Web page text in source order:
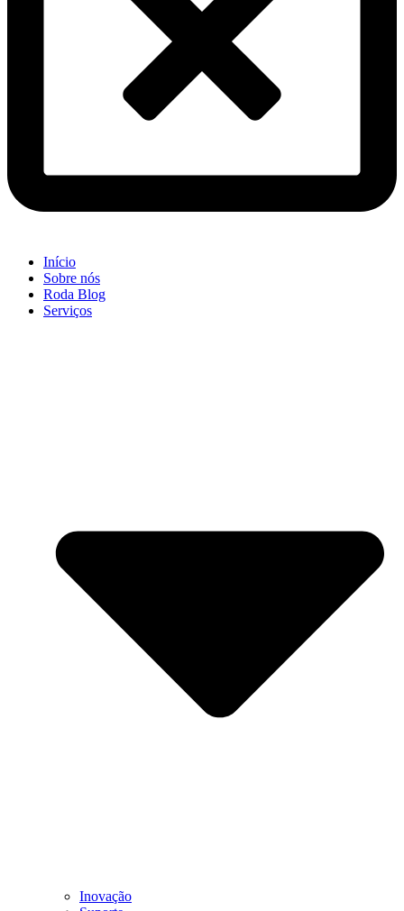
Início
Sobre nós
Roda Blog
Serviços
Inovação